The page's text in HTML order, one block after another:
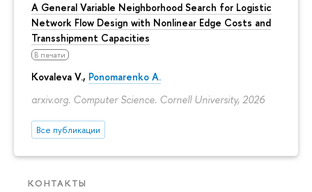
A General Variable Neighborhood Search for Logistic
Network Flow Design with Nonlinear Edge Costs and
Transshipment Capacities
В печати
Kovaleva V., Ponomarenko A.
arxiv.org. Computer Science. Cornell University, 2026
Все публикации
КОНТАКТЫ